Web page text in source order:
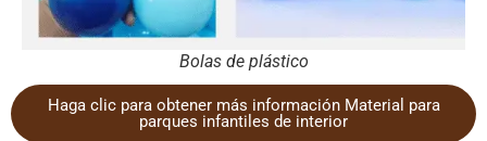
Bolas de plástico
Haga clic para obtener más información Material para
parques infantiles de interior